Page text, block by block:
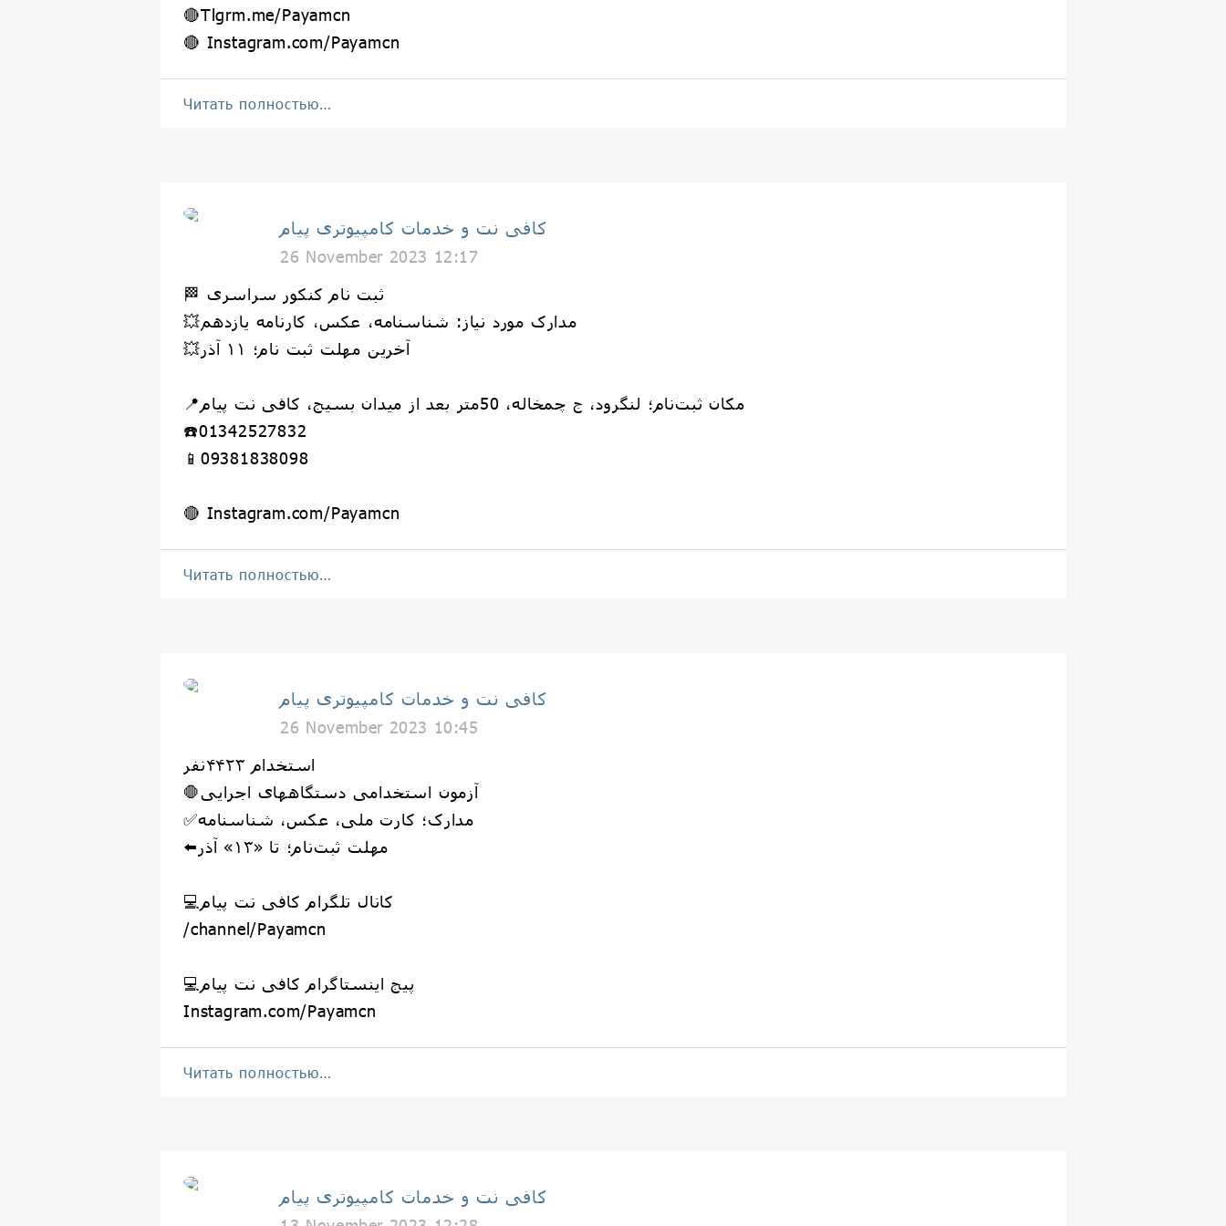
🔴Tlgrm.me/Payamcn
🔴 Instagram.com/Payamcn
Читать полностью…
کافی نت و خدمات کامپیوتری پیام
26 November 2023 12:17
🏁 ثبت نام کنکور سراسری
💥مدارک مورد نیاز: شناسنامه، عکس، کارنامه یازدهم
💥آخرین مهلت ثبت نام؛ ۱۱ آذر
📍مکان ثبت‌نام؛ لنگرود، ج چمخاله، 50متر بعد از میدان بسیج، کافی نت پیام
☎️01342527832
📱09381838098
🔴 Instagram.com/Payamcn
Читать полностью…
کافی نت و خدمات کامپیوتری پیام
26 November 2023 10:45
استخدام ۴۴۲۳نفر
🛑آزمون استخدامی دستگاههای اجرایی
✅مدارک؛ کارت ملی، عکس، شناسنامه
⬅️مهلت ثبت‌نام؛ تا «۱۳» آذر
💻کانال تلگرام کافی نت پیام
/channel/Payamcn
💻پیج اینستاگرام کافی نت پیام
Instagram.com/Payamcn
Читать полностью…
کافی نت و خدمات کامپیوتری پیام